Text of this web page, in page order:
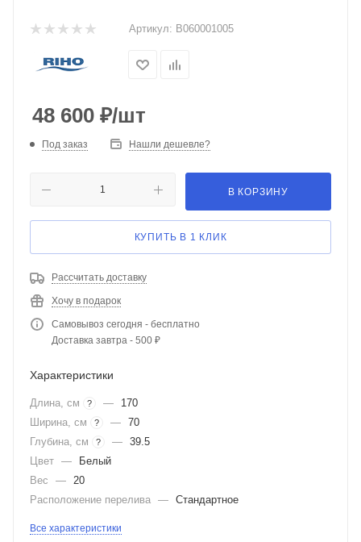
Артикул: B060001005
48 600 ₽/шт
Под заказ Нашли дешевле?
В КОРЗИНУ
КУПИТЬ В 1 КЛИК
Рассчитать доставку
Хочу в подарок
Самовывоз сегодня - бесплатно
Доставка завтра - 500 ₽
Характеристики
Длина, см ? —
170
Ширина, см
? — 70
Глубина, см
? — 39.5
Цвет —
Белый
Вес
— 20
Расположение перелива — Стандартное
Все характеристики